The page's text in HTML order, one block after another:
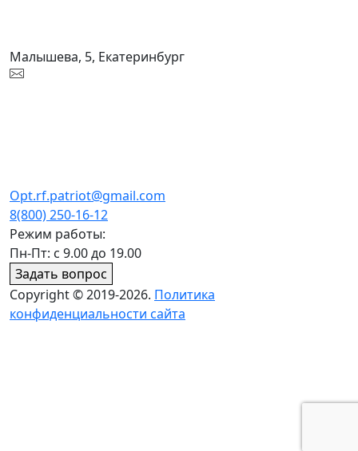
Малышева, 5, Екатеринбург
Opt.rf.patriot@gmail.com
8(800) 250-16-12
Режим работы:
Пн-Пт: с 9.00 до 19.00
Задать вопрос
Copyright © 2019-2026. Политика
конфиденциальности сайта